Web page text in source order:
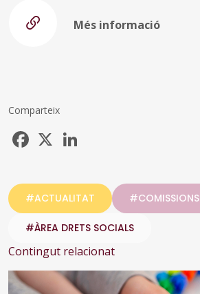
Més informació
Comparteix
Facebook
#ACTUALITAT #COMISSIONS
#ÀREA DRETS SOCIALS
Contingut relacionat